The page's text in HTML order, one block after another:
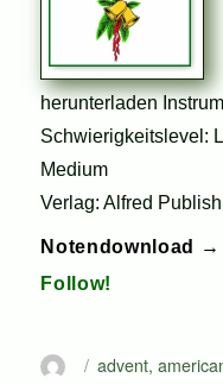
herunterladen
Schwierigkeitslevel:
Medium
Verlag: Alfred
Notendownload →
Follow!
AutorSchlagwörter
advent,